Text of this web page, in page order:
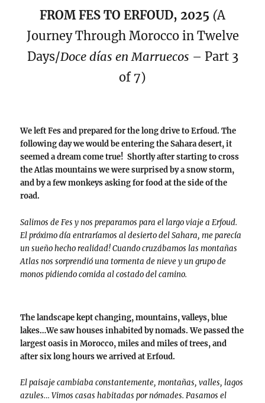
FROM FES TO ERFOUD, 2025 (A
Journey Through Morocco in Twelve
Days/Doce días en Marruecos – Part 3
of 7)
We left Fes and prepared for the long drive to Erfoud. The
following day we would be entering the Sahara desert, it
seemed a dream come true! Shortly after starting to cross
the Atlas mountains we were surprised by a snow storm,
and by a few monkeys asking for food at the side of the
road.
Salimos de Fes y nos preparamos para el largo viaje a Erfoud.
El próximo día entraríamos al desierto del Sahara, me parecía
un sueño hecho realidad! Cuando cruzábamos las montañas
Atlas nos sorprendió una tormenta de nieve y un grupo de
monos pidiendo comida al costado del camino.
The landscape kept changing, mountains, valleys, blue
lakes…We saw houses inhabited by nomads. We passed the
largest oasis in Morocco, miles and miles of trees, and
after six long hours we arrived at Erfoud.
El paisaje cambiaba constantemente, montañas, valles, lagos
azules… Vimos casas habitadas por nómades. Pasamos el